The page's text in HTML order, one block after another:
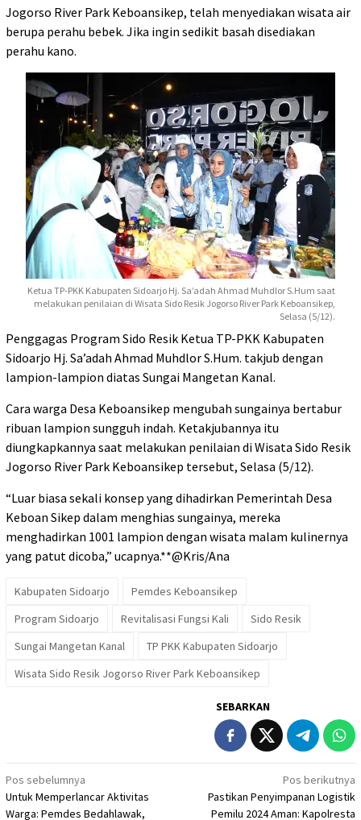
Jogorso River Park Keboansikep, telah menyediakan wisata air
berupa perahu bebek. Jika ingin sedikit basah disediakan
perahu kano.
Ketua TP-PKK Kabupaten Sidoarjo Hj. Sa’adah Ahmad Muhdlor S.Hum saat
melakukan penilaian di Wisata Sido Resik Jogorso River Park Keboansikep,
Selasa (5/12).
Penggagas Program Sido Resik Ketua TP-PKK Kabupaten
Sidoarjo Hj. Sa’adah Ahmad Muhdlor S.Hum. takjub dengan
lampion-lampion diatas Sungai Mangetan Kanal.
Cara warga Desa Keboansikep mengubah sungainya bertabur
ribuan lampion sungguh indah. Ketakjubannya itu
diungkapkannya saat melakukan penilaian di Wisata Sido Resik
Jogorso River Park Keboansikep tersebut, Selasa (5/12).
“Luar biasa sekali konsep yang dihadirkan Pemerintah Desa
Keboan Sikep dalam menghias sungainya, mereka
menghadirkan 1001 lampion dengan wisata malam kulinernya
yang patut dicoba,” ucapnya.**@Kris/Ana
Kabupaten Sidoarjo
Pemdes Keboansikep
Program Sidoarjo
Revitalisasi Fungsi Kali
Sido Resik
Sungai Mangetan Kanal
TP PKK Kabupaten Sidoarjo
Wisata Sido Resik Jogorso River Park Keboansikep
SEBARKAN
Navigasi
pos
Pos sebelumnya
Untuk Memperlancar Aktivitas
Warga: Pemdes Bedahlawak,
Pos berikutnya
Pastikan Penyimpanan Logistik
Pemilu 2024 Aman: Kapolresta